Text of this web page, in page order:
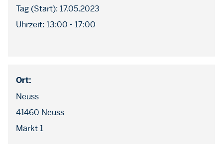
Tag (Start): 17.05.2023
Uhrzeit: 13:00 - 17:00
Ort:
Neuss
41460 Neuss
Markt 1